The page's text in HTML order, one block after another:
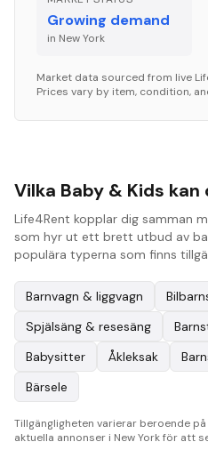
Growing demand
in New York
Market data sourced from live
Prices vary by item, condition,
Vilka Baby & Kids kan
Life4Rent kopplar dig samman
som hyr ut ett brett utbud av
populära typerna som finns
Barnvagn & liggvagn
Spjälsäng & resesäng
Babysitter
Åkleksak
Bärsele
Tillgängligheten varierar beroende
aktuella annonser i New York för att